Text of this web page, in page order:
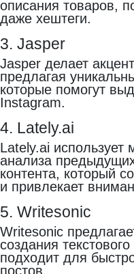
описания товаров,
даже хештеги.
3. Jasper
Jasper делает
предлагая
которые помогут
Instagram.
4. Lately.ai
Lately.ai
анализа
контента, который
и привлекает
5. Writesonic
Writesonic
создания
подходит для
постов.